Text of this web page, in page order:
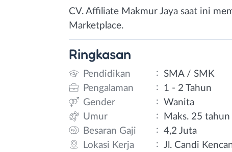
CV. Affiliate Makmur Jaya saat ini
Marketplace.
Ringkasan
Pendidikan : SMA / SMK
Pengalaman
:
1 - 2 Tahun
Gender
: Wanita
Umur
:
Maks. 25 tahun
Besaran Gaji
: 4,2 Juta
Lokasi Kerja
: Jl. Candi